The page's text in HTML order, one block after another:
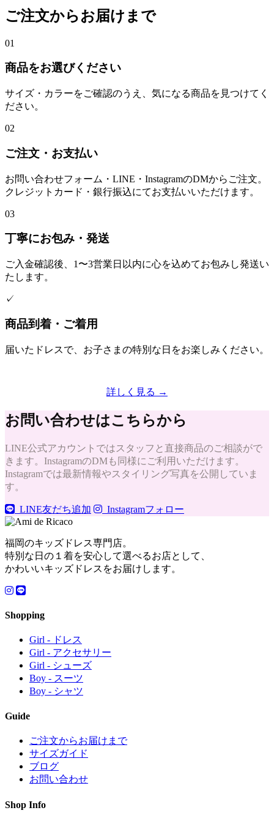
ご注文からお届けまで
01
商品をお選びください
サイズ・カラーをご確認のうえ、気になる商品を見つけてく
ださい。
02
ご注文・お支払い
お問い合わせフォーム・LINE・InstagramのDMからご注文。
クレジットカード・銀行振込にてお支払いいただけます。
03
丁寧にお包み・発送
ご入金確認後、1〜3営業日以内に心を込めてお包みし発送い
たします。
✓
商品到着・ご着用
届いたドレスで、お子さまの特別な日をお楽しみください。
詳しく見る →
お問い合わせはこちらから
LINE公式アカウントではスタッフと直接商品のご相談がで
きます。InstagramのDMも同様にご利用いただけます。
Instagramでは最新情報やスタイリング写真を公開していま
す。
LINE友だち追加 Instagramフォロー
福岡のキッズドレス専門店。
特別な日の１着を安心して選べるお店として、
かわいいキッズドレスをお届けします。
Shopping
Girl - ドレス
Girl - アクセサリー
Girl - シューズ
Boy - スーツ
Boy - シャツ
Guide
ご注文からお届けまで
サイズガイド
ブログ
お問い合わせ
Shop Info